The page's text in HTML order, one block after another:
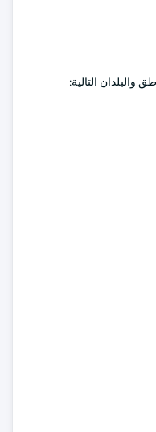
والبلدان التالية: